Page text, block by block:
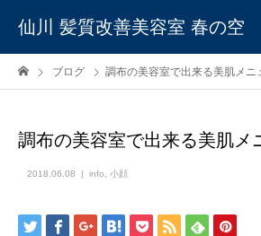
仙川 髪質改善美容室 春の空
ブログ 調布の美容室で出来る美肌メニ
調布の美容室で出来る美肌メ
2018.06.08 info 小顔